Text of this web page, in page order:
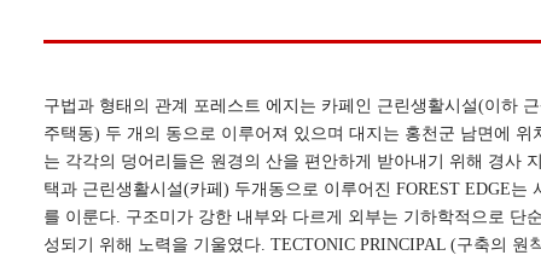
구법과 형태의 관계 포레스트 에지는 카페인 근린생활시설(이하
주택동) 두 개의 동으로 이루어져 있으며 대지는 홍천군 남면에 위
는 각각의 덩어리들은 원경의 산을 편안하게 받아내기 위해 경사
택과 근린생활시설(카페) 두개동으로 이루어진 FOREST EDGE는
를 이룬다. 구조미가 강한 내부와 다르게 외부는 기하학적으로 단
성되기 위해 노력을 기울였다. TECTONIC PRINCIPAL (구축의 원